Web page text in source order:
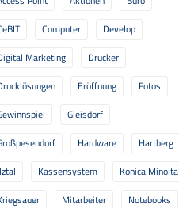
Computer
Develop
Marketing
Drucker
Eröffnung
Fotos
Gleisdorf
Hardware
Hartberg
Kassensystem
Konica Minolta
Mitarbeiter
Notebooks